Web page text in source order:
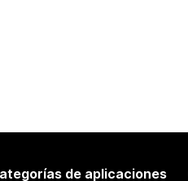
de aplicaciones